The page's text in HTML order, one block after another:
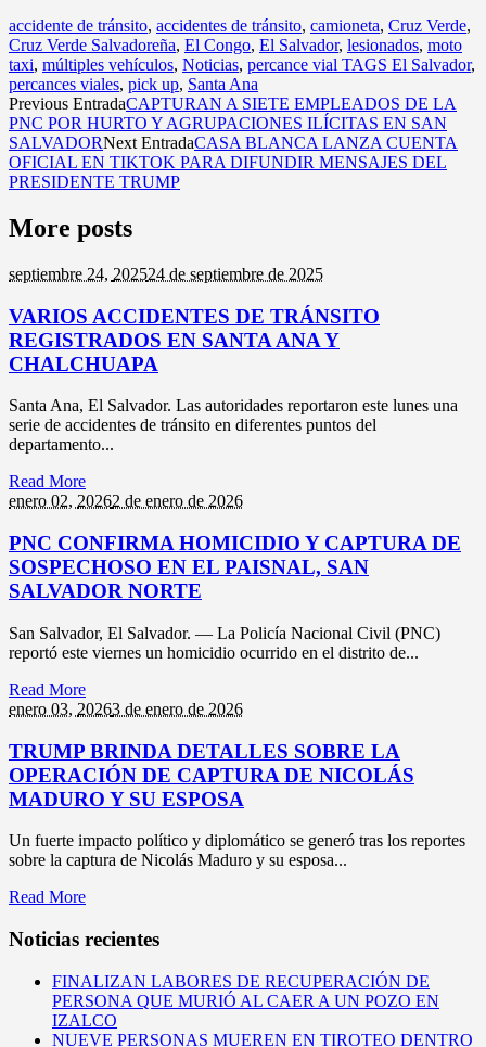
accidente de tránsito, accidentes de tránsito, camioneta, Cruz Verde,
Cruz Verde Salvadoreña, El Congo, El Salvador, lesionados, moto
taxi, múltiples vehículos, Noticias, percance vial TAGS El Salvador,
percances viales, pick up, Santa Ana
Previous EntradaCAPTURAN A SIETE EMPLEADOS DE LA
PNC POR HURTO Y AGRUPACIONES ILÍCITAS EN SAN
SALVADORNext EntradaCASA BLANCA LANZA CUENTA
OFICIAL EN TIKTOK PARA DIFUNDIR MENSAJES DEL
PRESIDENTE TRUMP
More posts
septiembre 24, 202524 de septiembre de 2025
VARIOS ACCIDENTES DE TRÁNSITO
REGISTRADOS EN SANTA ANA Y
CHALCHUAPA
Santa Ana, El Salvador. Las autoridades reportaron este lunes una
serie de accidentes de tránsito en diferentes puntos del
departamento...
Read More
enero 02, 20262 de enero de 2026
PNC CONFIRMA HOMICIDIO Y CAPTURA DE
SOSPECHOSO EN EL PAISNAL, SAN
SALVADOR NORTE
San Salvador, El Salvador. — La Policía Nacional Civil (PNC)
reportó este viernes un homicidio ocurrido en el distrito de...
Read More
enero 03, 20263 de enero de 2026
TRUMP BRINDA DETALLES SOBRE LA
OPERACIÓN DE CAPTURA DE NICOLÁS
MADURO Y SU ESPOSA
Un fuerte impacto político y diplomático se generó tras los reportes
sobre la captura de Nicolás Maduro y su esposa...
Read More
Noticias recientes
FINALIZAN LABORES DE RECUPERACIÓN DE
PERSONA QUE MURIÓ AL CAER A UN POZO EN
IZALCO
NUEVE PERSONAS MUEREN EN TIROTEO DENTRO